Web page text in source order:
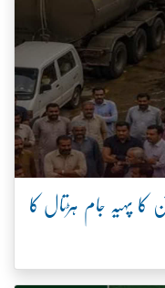
کا پہیہ جام ہڑتال کا